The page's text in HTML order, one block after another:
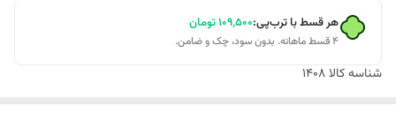
هر قسط با ترب‌پی:۱۰۹٬۵۰۰تومان
۴ قسط ماهانه. بدون سود، چک و ضامن.
شناسه کالا1408